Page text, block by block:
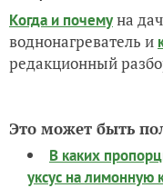
Когда и почемуна
воднонагреватель и
редакционный
Это может быть
В каких
уксус на лимонную